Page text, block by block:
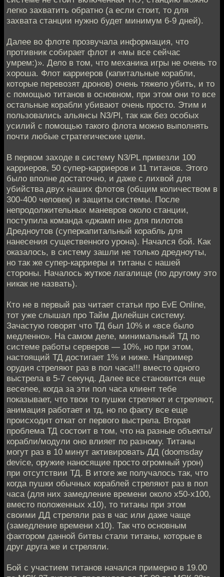
легко захватить обратно (а если стоит, то для
захвата станции нужно будет минимум 6-9 дней).
Далее во флоте прозвучала информация, что
противник собирает флот и «мы все сейчас
умрем:)». Дело в том, что механика игры не очень то
хороша. Флот карриеров (капитальные корабли,
которые перевозят дронов) очень тяжело убить, и то
с помощью титанов в основном, при этом они то все
остальные корабли убивают очень просто. Этим и
пользовались альянсы N3/Pl, так как без особых
усилий с помощью такого флота можно выполнять
почти любые стратегические цели.
В первом заходе в систему N3/PL привезли 100
карриеров, 50 супер-карриеров и 11 титанов. Этого
было вполне достаточно, и даже с лихвой для
убийства двух наших флотов (общим количеством в
300-400 человек) и защиты системы. После
непродолжительных маневров около станции,
поступила команда «джамп ин» для пилотов
Дредноутов (суперкапитальный корабль для
нанесения существенного урона). Начался бой. Как
оказалось, в систему зашли не только дредноуты,
но так же супер-карриеры и титаны с нашей
стороны. Началось жуткое лагалище (по другому это
никак не назвать).
Кто не в первый раз читает статьи про EvE Online,
тот уже слышал про Тайм Дилейшн систему.
Зачастую говорят что ТД был 10% и «все было
медленно». На самом деле, минимальный ТД по
системе работы серверов — 10%, но при этом,
настоящий ТД достигает 1% и ниже. Например
орудия стреляют раз в пол часа!!! вместо одного
выстрела в 5-7 секунд. Далее все становится еще
веселее, когда за эти пол часа клиент тебе
показывает, что твои то пушки стреляют и стреляют,
анимация работает и тд, но по факту все еще
происходит откат от первого выстрела. Вторая
проблема ТД состоит в том, что на разные объекты/
корабли/модули оно влияет по разному. Титаны
могут раз в 10 минут активировать ДД (doomsday
device, оружие наносящие просто огромный урон)
при отсутствии ТД. В итоге же получалось так, что
когда пушки обычных кораблей стреляют раз в пол
часа (для них замедление времени около х50-х100,
вместо положенных х10), то титаны при этом
своими ДД стреляли раз в час или даже чаще
(замедление времени х10). Так что основным
фактором данной битвы стали титаны, которые в
друг друга же и стреляли.
Бой с участием титанов начался примерно в 19.00